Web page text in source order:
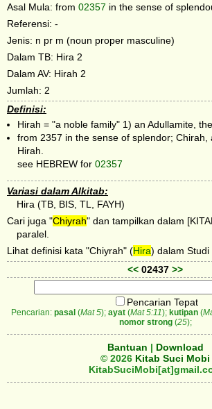
Asal Mula: from 02357 in the sense of
Referensi: -
Jenis: n pr m (noun proper masculine)
Dalam TB: Hira 2
Dalam AV: Hirah 2
Jumlah: 2
Definisi:
Hirah = "a noble family" 1) an Adullamite,
from 2357 in the sense of splendor; Chirah,
Hirah.
see HEBREW for 02357
Variasi dalam Alkitab:
Hira (TB, BIS, TL, FAYH)
Cari juga "Chiyrah" dan tampilkan dalam
paralel.
Lihat definisi kata "Chiyrah" (Hira) dalam Studi
<< 02437 >>
Pencarian Tepat
Pencarian: pasal (Mat 5); ayat(Mat 5:11); kutipan(
nomor strong(25);
Bantuan | Download
© 2026 Kitab Suci Mobi